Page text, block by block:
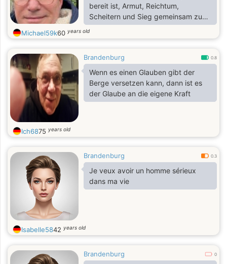
bereit ist, Armut, Reichtum,
Scheitern und Sieg gemeinsam zu
teilen, den ich schon immer in
meinem Leben treffen wollte
Michael59k60 years old
Brandenburg 0.8
Wenn es einen Glauben gibt der
Berge versetzen kann, dann ist es
der Glaube an die eigene Kraft
Ich6875 years old
Brandenburg 0.3
Je veux avoir un homme sérieux
dans ma vie
Isabelle5842 years old
Brandenburg 0